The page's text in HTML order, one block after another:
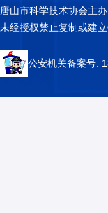
唐山市科学技术协会主
未经授权禁止复制或建
公安机关备案号: